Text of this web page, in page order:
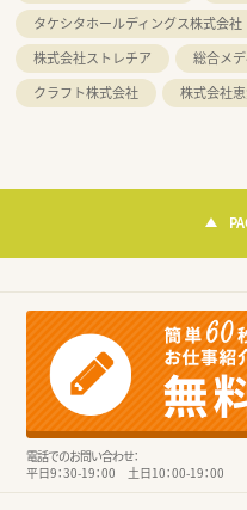
タケシタホールディングス株式会社
株式会社ストレチア
総合メ
クラフト株式会社
株式会社
電話でのお問い合わせ：
平日9：30-19：00 土日10：00-19：00